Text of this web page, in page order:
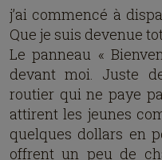
j’ai commencé à
Que je suis devenue
Le panneau «
devant moi. Juste
routier qui ne paye
attirent les jeunes
quelques dollars en
offrent un peu de